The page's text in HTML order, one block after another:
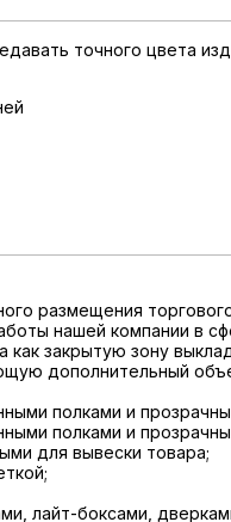
точного цвета
размещения
нашей компании в
закрытую зону
дополнительный
полками и
полками и
для вывески товара;
лайт-боксами,